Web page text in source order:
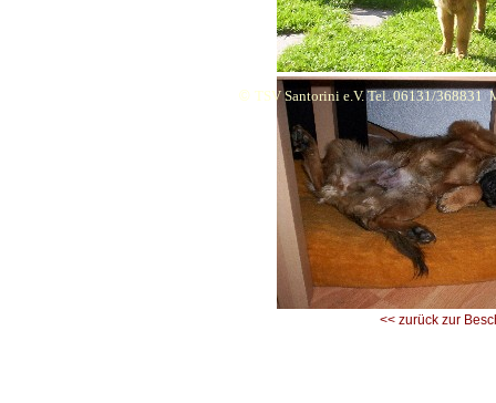
<< zurück zur
© TSV Santorini e.V. Tel. 06131/368831